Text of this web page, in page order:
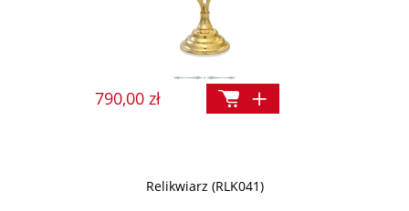
790,00 zł
Relikwiarz (RLK041)